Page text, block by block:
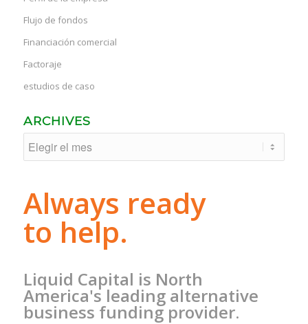
Flujo de fondos
Financiación comercial
Factoraje
estudios de caso
ARCHIVES
Always ready
to help.
Liquid Capital is North
America's leading alternative
business funding provider.